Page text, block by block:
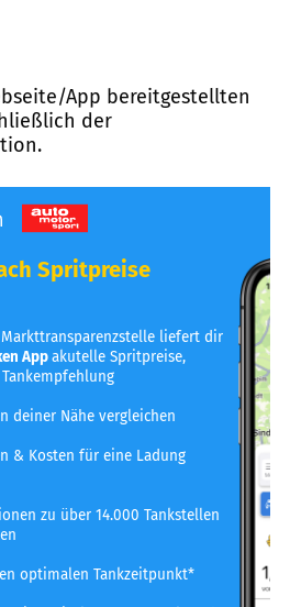
App bereitgestellten
der
Spritpreise
liefert dir
Appakutelle Spritpreise,
deiner Nähe vergleichen
& Kosten für eine Ladung
zu über 14.000 Tankstellen
optimalen Tankzeitpunkt*